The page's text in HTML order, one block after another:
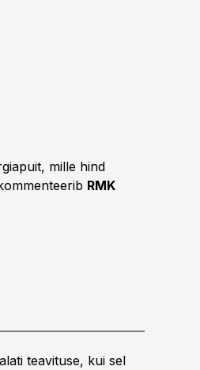
mille hind
RMK
teavituse, kui sel